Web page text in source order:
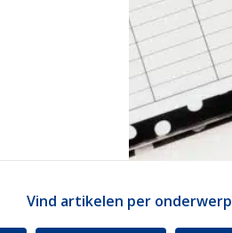
Vind artikelen per onderwerp